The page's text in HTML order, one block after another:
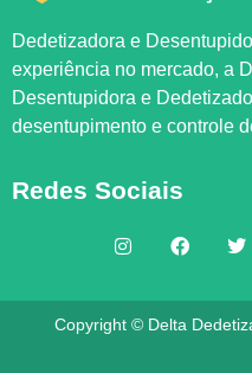
Dedetizadora e
experiência no mercado, a
Desentupidora e
desentupimento e controle
Redes Sociais
Copyright © Delta